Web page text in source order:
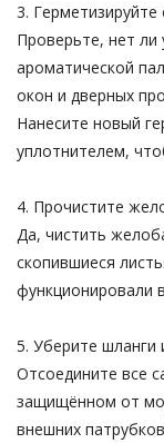
3. Герметизируйте
Проверьте, нет
ароматической
окон и дверных
Нанесите новый
уплотнителем,
4. Прочистите
Да, чистить
скопившиеся
функционировали
5. Уберите
Отсоедините все
защищённом от
внешних